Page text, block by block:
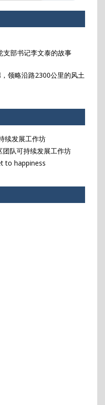
部书记李文泰的故事
领略沿路2300公里的风土
续发展工作坊
团队可持续发展工作坊
to happiness